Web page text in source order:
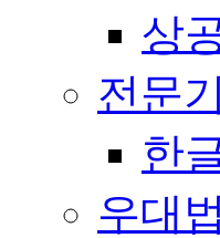
상
전문
한
우대